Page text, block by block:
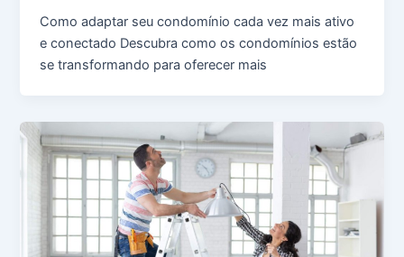
Como adaptar seu condomínio cada vez mais ativo
e conectado Descubra como os condomínios estão
se transformando para oferecer mais